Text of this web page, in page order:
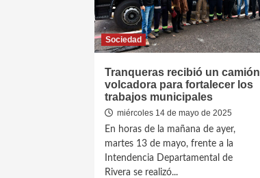
Sociedad
Tranqueras recibió un camión
volcadora para fortalecer los
trabajos municipales
miércoles 14 de mayo de 2025
En horas de la mañana de ayer,
martes 13 de mayo, frente a la
Intendencia Departamental de
Rivera se realizó...